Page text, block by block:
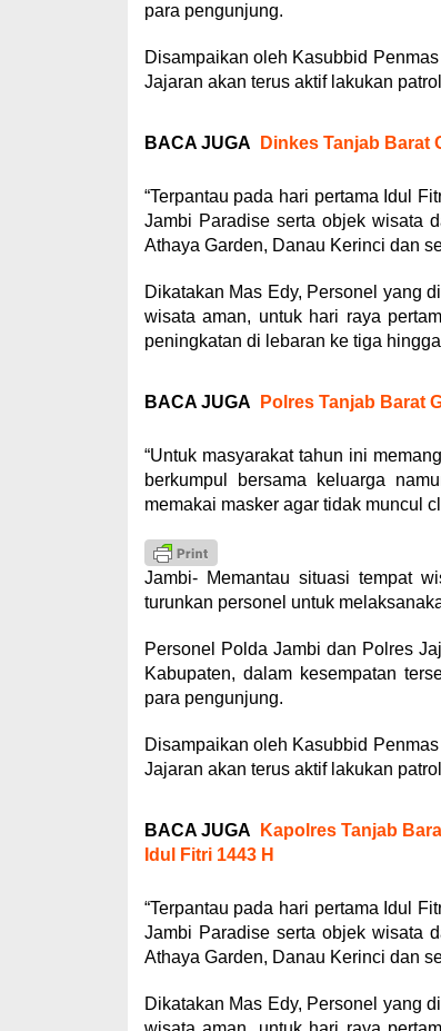
para pengunjung.
Disampaikan oleh Kasubbid
Jajaran akan terus aktif lakukan
BACA JUGA Dinkes Tanjab Barat
“Terpantau pada hari pertama Idul
Jambi Paradise serta objek wisata
Athaya Garden, Danau Kerinci dan
Dikatakan Mas Edy, Personel yang
wisata aman, untuk hari raya
peningkatan di lebaran ke tiga
BACA JUGA Polres Tanjab Barat
“Untuk masyarakat tahun ini
berkumpul bersama keluarga
memakai masker agar tidak muncul
Jambi- Memantau situasi tempat
turunkan personel untuk
Personel Polda Jambi dan Polres
Kabupaten, dalam kesempatan
para pengunjung.
Disampaikan oleh Kasubbid
Jajaran akan terus aktif lakukan
BACA JUGA
Kapolres Tanjab
Idul Fitri 1443 H
“Terpantau pada hari pertama Idul
Jambi Paradise serta objek wisata
Athaya Garden, Danau Kerinci dan
Dikatakan Mas Edy, Personel yang